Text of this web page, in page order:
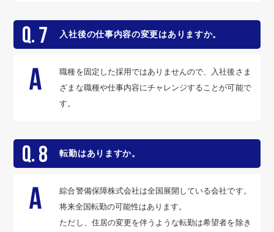
入社後の仕事内容の変更はありますか。
職種を固定した採用ではありませんので、入社後さま
ざまな職種や仕事内容にチャレンジすることが可能で
す。
転勤はありますか。
綜合警備保障株式会社は全国展開している会社です。
将来全国転勤の可能性はあります。
ただし、住居の変更を伴うような転勤は希望者を除き